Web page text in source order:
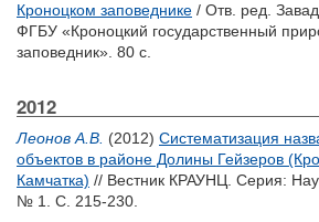
Кроноцком заповеднике / Отв. ред.
ФГБУ «Кроноцкий государственный
заповедник». 80 с.
2012
Леонов А.В. (2012) Систематизация
объектов в районе Долины Гейзеров
Камчатка) // Вестник КРАУНЦ. Серия:
№ 1. С. 215-230.